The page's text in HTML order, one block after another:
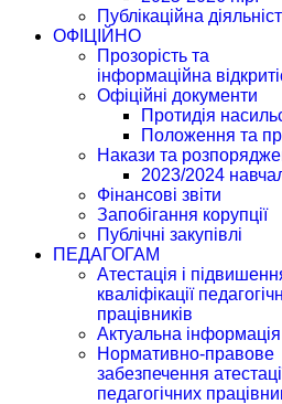
Публікаційна
ОФІЦІЙНО
Прозорість та
інформаційна
Офіційні документи
Протидія
Положення та
Накази та
2023/2024
Фінансові звіти
Запобігання корупції
Публічні закупівлі
ПЕДАГОГАМ
Атестація і
кваліфікації
працівників
Актуальна інформація
Нормативно-правове
забезпечення
педагогічних